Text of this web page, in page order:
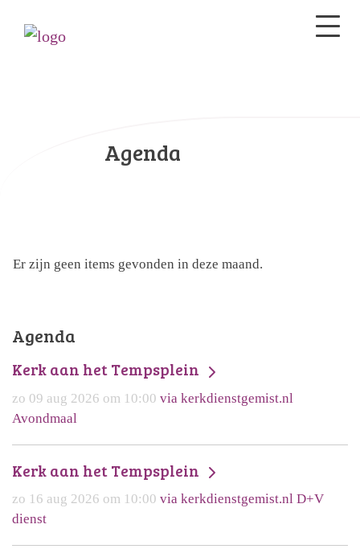
Agenda
Er zijn geen items gevonden in deze maand.
Agenda
Kerk aan het Tempsplein
zo 09 aug 2026 om 10:00 via kerkdienstgemist.nl
Avondmaal
Kerk aan het Tempsplein
zo 16 aug 2026 om 10:00 via kerkdienstgemist.nl D+V
dienst